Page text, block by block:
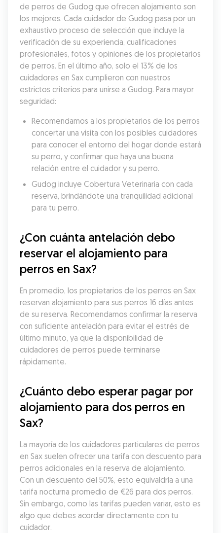
de perros de Gudog que ofrecen alojamiento son
los mejores. Cada cuidador de Gudog pasa por un
exhaustivo proceso de selección que incluye la
verificación de su experiencia, cualificaciones
profesionales, fotos y opiniones de los propietarios
de perros. En el último año, solo el 13% de los
cuidadores en Sax cumplieron con nuestros
estrictos criterios para unirse a Gudog. Para mayor
seguridad:
Recomendamos a los propietarios de los perros
concertar una visita con los posibles cuidadores
para conocer el entorno del hogar donde estará
su perro, y confirmar que haya una buena
relación entre el cuidador y su perro.
Gudog incluye Cobertura Veterinaria con cada
reserva, brindándote una tranquilidad adicional
para tu perro.
¿Con cuánta antelación debo
reservar el alojamiento para
perros en Sax?
En promedio, los propietarios de los perros en Sax
reservan alojamiento para sus perros 16 días antes
de su reserva. Recomendamos confirmar la reserva
con suficiente antelación para evitar el estrés de
último minuto, ya que la disponibilidad de
cuidadores de perros puede terminarse
rápidamente.
¿Cuánto debo esperar pagar por
alojamiento para dos perros en
Sax?
La mayoría de los cuidadores particulares de perros
en Sax suelen ofrecer una tarifa con descuento para
perros adicionales en la reserva de alojamiento.
Con un descuento del 50%, esto equivaldría a una
tarifa nocturna promedio de €26 para dos perros.
Sin embargo, como las tarifas pueden variar, esto es
algo que debes acordar directamente con tu
cuidador.